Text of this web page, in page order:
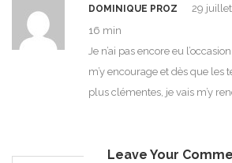
DOMINIQUE PROZ
29
16 min
Je n’ai pas encore eu
m’y encourage et dès que les
plus clémentes, je vais m’y
Leave Your